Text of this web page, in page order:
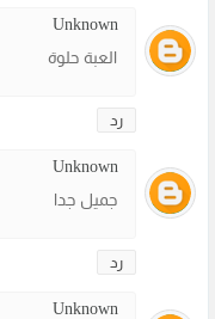
Unknown
العبة حلوة
رد
Unknown
جميل جدا
رد
Unknown